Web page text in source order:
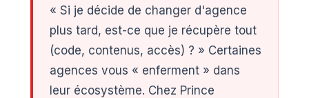
« Si je décide de changer d'agence
plus tard, est-ce que je récupère tout
(code, contenus, accès) ? » Certaines
agences vous « enferment » dans
leur écosystème. Chez Prince